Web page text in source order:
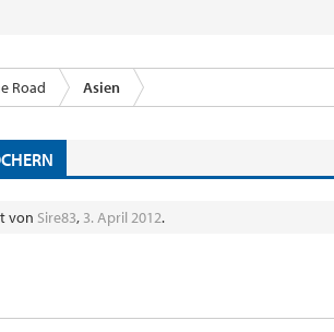
Road Asien
von Sire83, 3. April 2012.